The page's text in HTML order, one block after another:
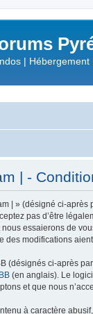
| Hébergement
| -
| » (désigné ci-
pas d’être
essaierons de
des modifications
(désignés ci-après
(en anglais). Le
et que nous
à caractère